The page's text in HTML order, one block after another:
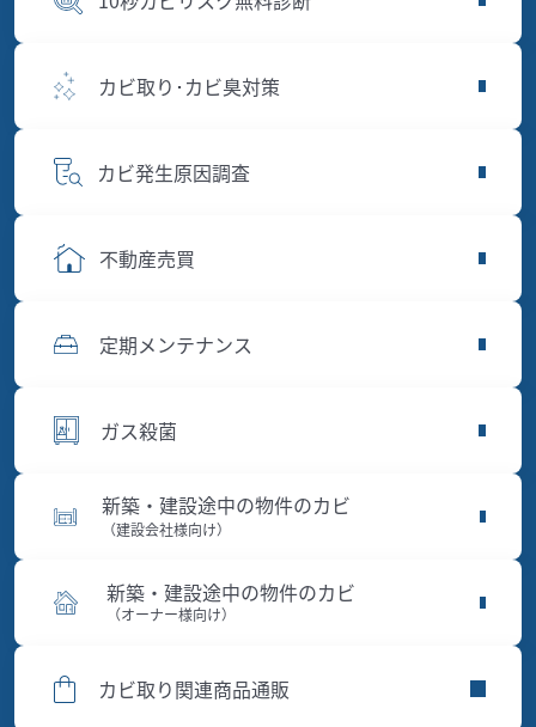
カビ取り･カビ臭対策
カビ発生原因調査
不動産売買
定期メンテナンス
ガス殺菌
新築・建設途中の物件のカビ
（建設会社様向け）
新築・建設途中の物件のカビ
（オーナー様向け）
カビ取り関連商品通販